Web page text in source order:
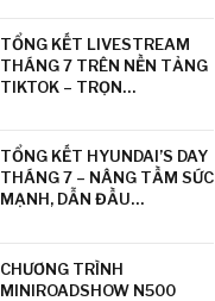
TỔNG KẾT LIVESTREAM
THÁNG 7 TRÊN NỀN TẢNG
TIKTOK – TRỌN…
TỔNG KẾT HYUNDAI’S DAY
THÁNG 7 – NÂNG TẦM SỨC
MẠNH, DẪN ĐẦU…
CHƯƠNG TRÌNH
MINIROADSHOW N500